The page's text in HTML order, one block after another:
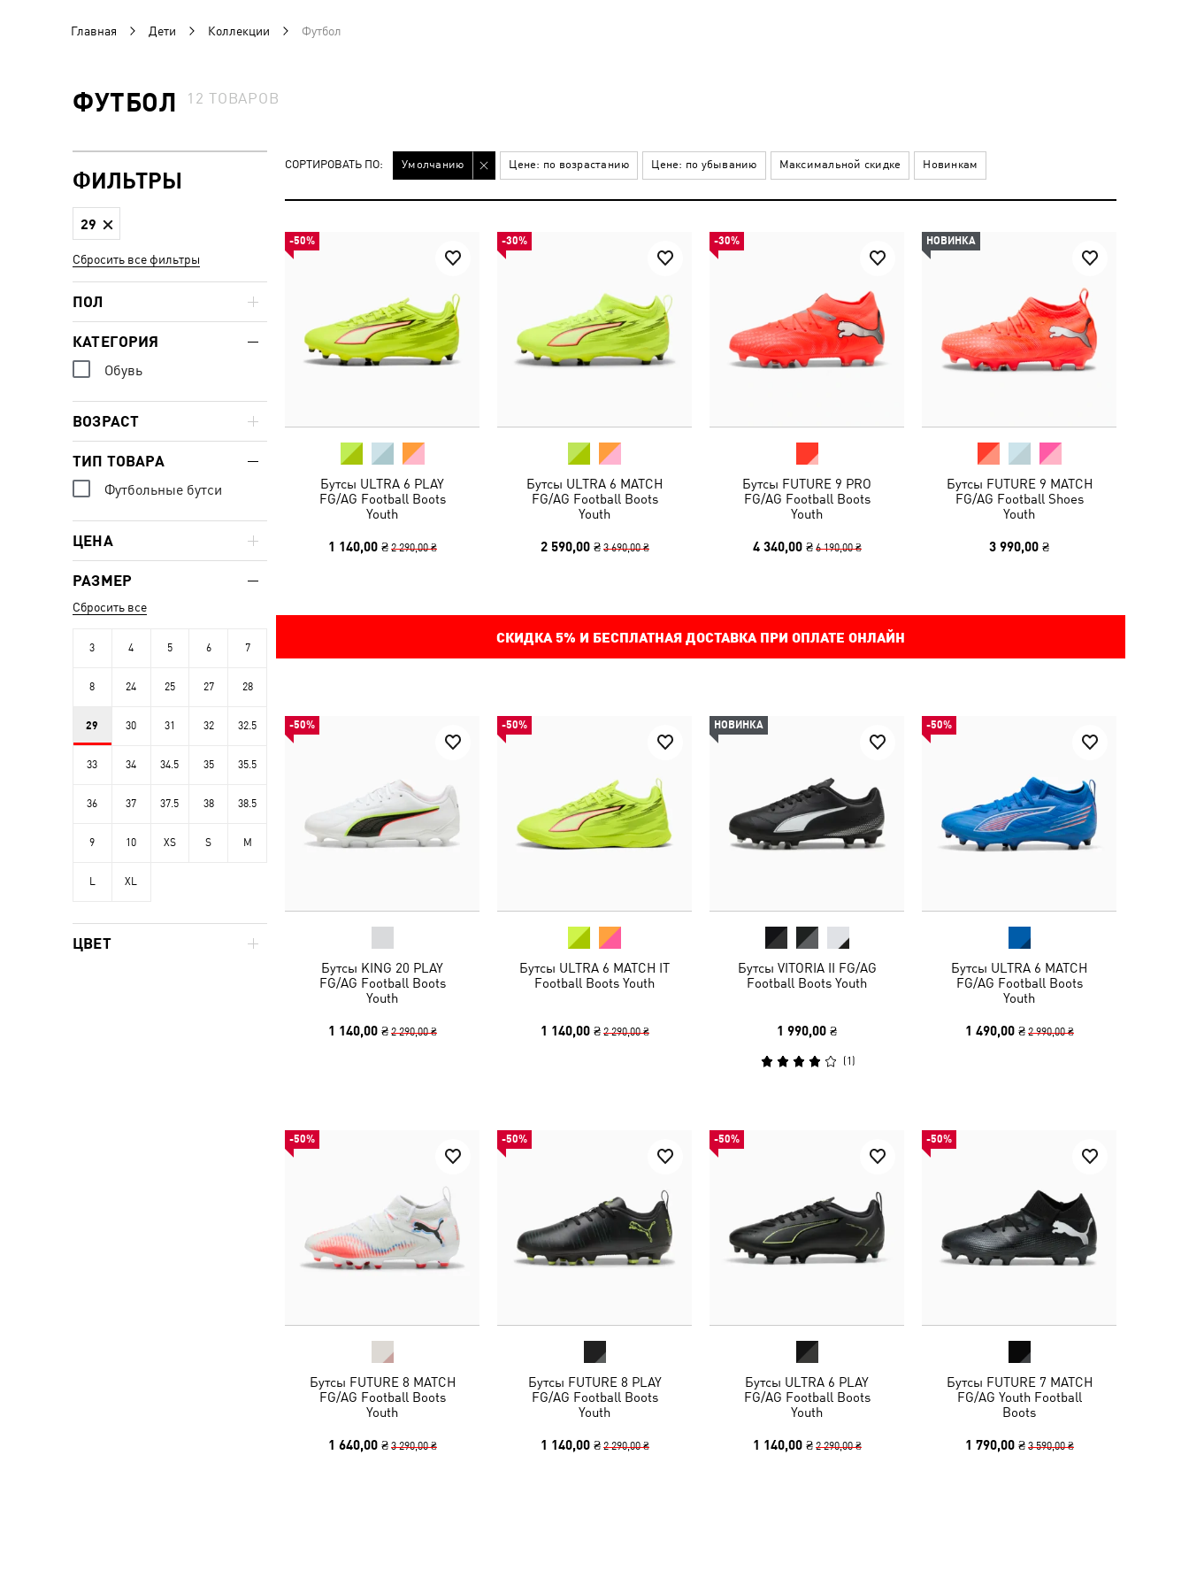
Главная Дети Коллекции Футбол
ФУТБОЛ 12 ТОВАРОВ
СОРТИРОВАТЬ ПО: Умолчанию Цене: по возрастанию Цене: по убыванию Максимальной скидке Новинкам
-50%
Бутсы ULTRA 6 PLAY
FG/AG Football Boots
Youth
1 140,00 ₴ 2 290,00 ₴
-30%
Бутсы ULTRA 6 MATCH
FG/AG Football Boots
Youth
2 590,00 ₴ 3 690,00 ₴
-30%
Бутсы FUTURE 9 PRO
FG/AG Football Boots
Youth
4 340,00 ₴ 6 190,00 ₴
НОВИНКА
Бутсы FUTURE 9 MATCH
FG/AG Football Shoes
Youth
3 990,00 ₴
СКИДКА 5% И БЕСПЛАТНАЯ ДОСТАВКА ПРИ ОПЛАТЕ ОНЛАЙН
-50%
Бутсы KING 20 PLAY
FG/AG Football Boots
Youth
1 140,00 ₴ 2 290,00 ₴
-50%
Бутсы ULTRA 6 MATCH IT
Football Boots Youth
1 140,00 ₴ 2 290,00 ₴
НОВИНКА
Бутсы VITORIA II FG/AG
Football Boots Youth
1 990,00 ₴
(1 )
-50%
Бутсы ULTRA 6 MATCH
FG/AG Football Boots
Youth
1 490,00 ₴ 2 990,00 ₴
-50%
Бутсы FUTURE 8 MATCH
FG/AG Football Boots
Youth
1 640,00 ₴ 3 290,00 ₴
-50%
Бутсы FUTURE 8 PLAY
FG/AG Football Boots
Youth
1 140,00 ₴ 2 290,00 ₴
-50%
Бутсы ULTRA 6 PLAY
FG/AG Football Boots
Youth
1 140,00 ₴ 2 290,00 ₴
-50%
Бутсы FUTURE 7 MATCH
FG/AG Youth Football
Boots
1 790,00 ₴ 3 590,00 ₴
ФИЛЬТРЫ
29
Сбросить все фильтры
ПОЛ
КАТЕГОРИЯ
Обувь
ВОЗРАСТ
ТИП ТОВАРА
Футбольные бутси
ЦЕНА
РАЗМЕР
Сбросить все
3 4 5 6 7
8 24 25 27 28
29 30 31 32 32.5
33 34 34.5 35 35.5
36 37 37.5 38 38.5
9 10 XS S M
L XL
ЦВЕТ